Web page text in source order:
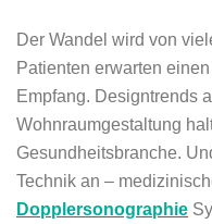
Der Wandel wird von
Patienten erwarten
Empfang. Designtrends
Wohnraumgestaltung
Gesundheitsbranche.
Technik an –
Dopplersonographie